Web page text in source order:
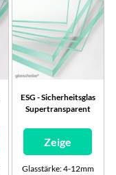
ESG - Sicherheitsglas
Supertransparent
Zeige
Glasstärke: 4-12mm